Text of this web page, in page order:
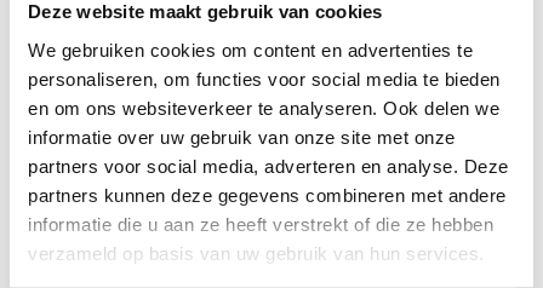
Deze website maakt gebruik van cookies
We gebruiken cookies om content en advertenties te
personaliseren, om functies voor social media te bieden
en om ons websiteverkeer te analyseren. Ook delen we
informatie over uw gebruik van onze site met onze
partners voor social media, adverteren en analyse. Deze
partners kunnen deze gegevens combineren met andere
informatie die u aan ze heeft verstrekt of die ze hebben
verzameld op basis van uw gebruik van hun services.
Gratis verzending vanaf €250,-*
Achteraf betalen mogelijk
Snelle verzending & levering aan huis
Kopersbescherming met Trusted Shops
SKU676772
Categorieën
LED-Kaarsen Sfeerverlichting
Woon
accessoires
Merk:Anna's Collection
Merk
Anna's Collection